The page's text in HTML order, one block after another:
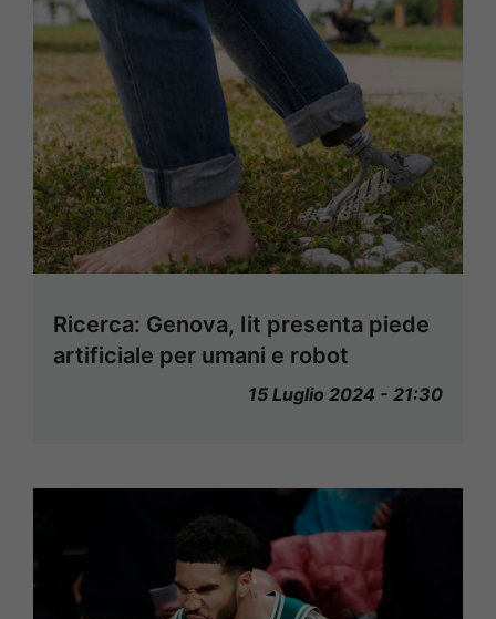
Ricerca: Genova, Iit presenta piede
artificiale per umani e robot
15 Luglio 2024 - 21:30